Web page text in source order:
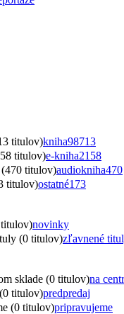
titulov)kniha98713
titulov)e-kniha2158
titulov)audiokniha470
titulov)ostatné173
novinky
(0 titulov)zľavnené
sklade (0 titulov)na
titulov)predpredaj
(0 titulov)pripravujeme